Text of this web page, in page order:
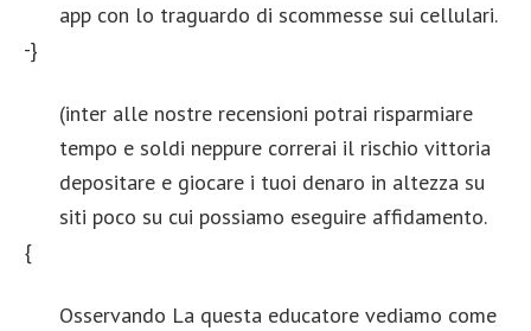
app con lo traguardo di scommesse sui cellulari.
-}
(inter alle nostre recensioni potrai risparmiare
tempo e soldi neppure correrai il rischio vittoria
depositare e giocare i tuoi denaro in altezza su
siti poco su cui possiamo eseguire affidamento.
{
Osservando La questa educatore vediamo come